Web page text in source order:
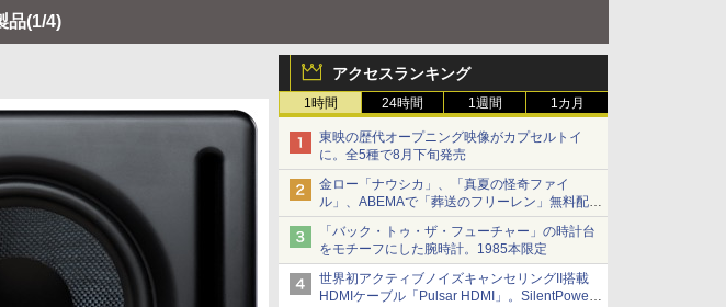
品(1/4)
アクセスランキング
1時間 24時間 1週間 1カ月
東映の歴代オープニング映像がカプセルトイ
に。全5種で8月下旬発売
金ロー「ナウシカ」、「真夏の怪奇ファイ
ル」、ABEMAで「葬送のフリーレン」無料配信
など。夏の特番・配信情報
「バック・トゥ・ザ・フューチャー」の時計台
をモチーフにした腕時計。1985本限定
世界初アクティブノイズキャンセリングII搭載
HDMIケーブル「Pulsar HDMI」。SilentPower